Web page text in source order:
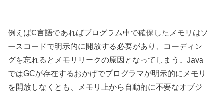
例えばC言語であればプログラム中で確保したメモリはソ
ースコードで明示的に開放する必要があり、コーディン
グを忘れるとメモリリークの原因となってしまう。Java
ではGCが存在するおかげでプログラマが明示的にメモリ
を開放しなくとも、メモリ上から自動的に不要なオブジ